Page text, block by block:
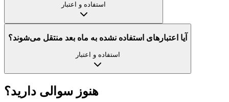
استفاده و اعتبار
آیا اعتبارهای استفاده نشده به ماه بعد منتقل می‌شوند؟
استفاده و اعتبار
هنوز سوالی دارید؟